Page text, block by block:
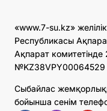
«www.7-su.kz»
Республикасы
Ақпарат комитетінде
№KZ38VPY00064529
Сыбайлас
бойынша сенім